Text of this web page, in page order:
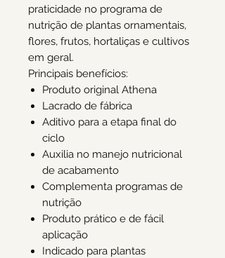
praticidade no programa de
nutrição de plantas ornamentais,
flores, frutos, hortaliças e cultivos
em geral.
Principais benefícios:
Produto original Athena
Lacrado de fábrica
Aditivo para a etapa final do
ciclo
Auxilia no manejo nutricional
de acabamento
Complementa programas de
nutrição
Produto prático e de fácil
aplicação
Indicado para plantas